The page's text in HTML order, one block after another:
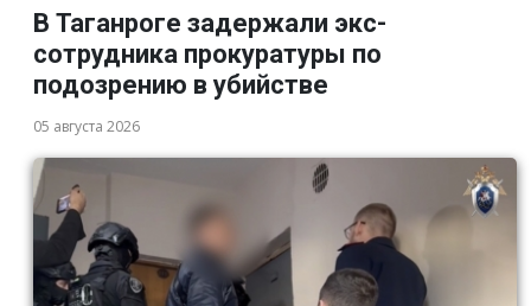
В Таганроге задержали экс-
сотрудника прокуратуры по
подозрению в убийстве
05 августа 2026